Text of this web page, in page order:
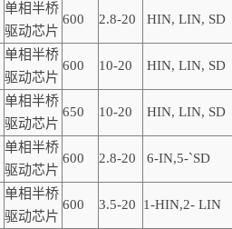
单相半桥
驱动芯片
600 2.8-20 HIN, LIN, SD
单相半桥
驱动芯片
600 10-20 HIN, LIN, SD
单相半桥
驱动芯片
650 10-20 HIN, LIN, SD
单相半桥
驱动芯片
600 2.8-20 6-IN,5-`SD
单相半桥
驱动芯片
600 3.5-20 1-HIN,2- LIN